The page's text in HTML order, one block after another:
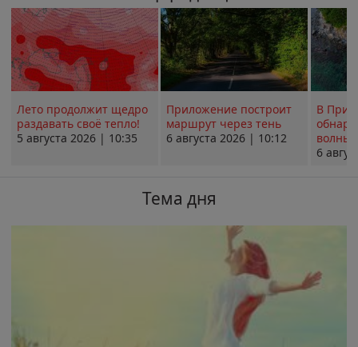
Лето продолжит щедро
раздавать своё тепло!
5 августа 2026 | 10:35
Приложение построит
маршрут через тень
6 августа 2026 | 10:12
В
волны
6
Тема дня